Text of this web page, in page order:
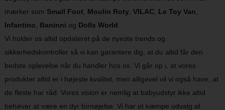
mærker som Small Foot Moulin Roty, VILAC Le Toy Van
Infantino
Baninni og Dolls World
Vi holder os altid opdateret på de nyeste trends og
sikkerhedskontroller så vi kan garantere dig, at du altid får den
bedste oplevelse når du handler hos os. Vi går op i, at vores
produkter altid er i højeste kvalitet, men alligevel vil vi også have, at
de fleste har råd. Vores vision er nemlig at babyudstyr ikke altid
behøver at være en dyr fornøjelse. Vi har et kæmpe udvalg af